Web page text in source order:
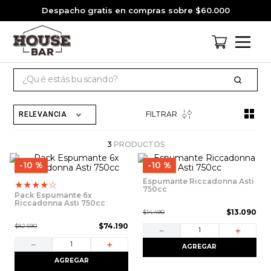
Despacho gratis en compras sobre $60.000
TÉRMINOS MÁS BUSCADOS
1.
cervezas
3.
jagermeister
4.
pack
5.
miniatura
6.
7.
whisky
RELEVANCIA FILTRAR
3 PRODUCTOS
10 %
★★★★☆
Pack Espumante 6x
Riccadonna Asti 750cc
$82.590 $74.190
＋
－
AGREGAR
10 %
Espumante Riccadonna Asti
750cc
$14.490 $13.090
＋
－
AGREGAR